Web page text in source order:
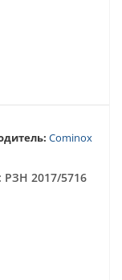
Cominox
РЗН 2017/5716